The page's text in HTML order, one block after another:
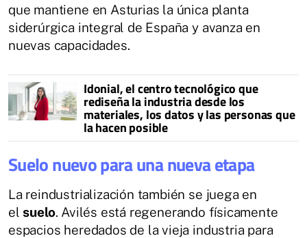
que mantiene en Asturias la única planta
siderúrgica integral de España y avanza en
nuevas capacidades.
Idonial, el centro tecnológico que
rediseña la industria desde los
materiales, los datos y las personas que
la hacen posible
Suelo nuevo para una nueva etapa
La reindustrialización también se juega en
elsuelo. Avilés está regenerando físicamente
espacios heredados de la vieja industria para